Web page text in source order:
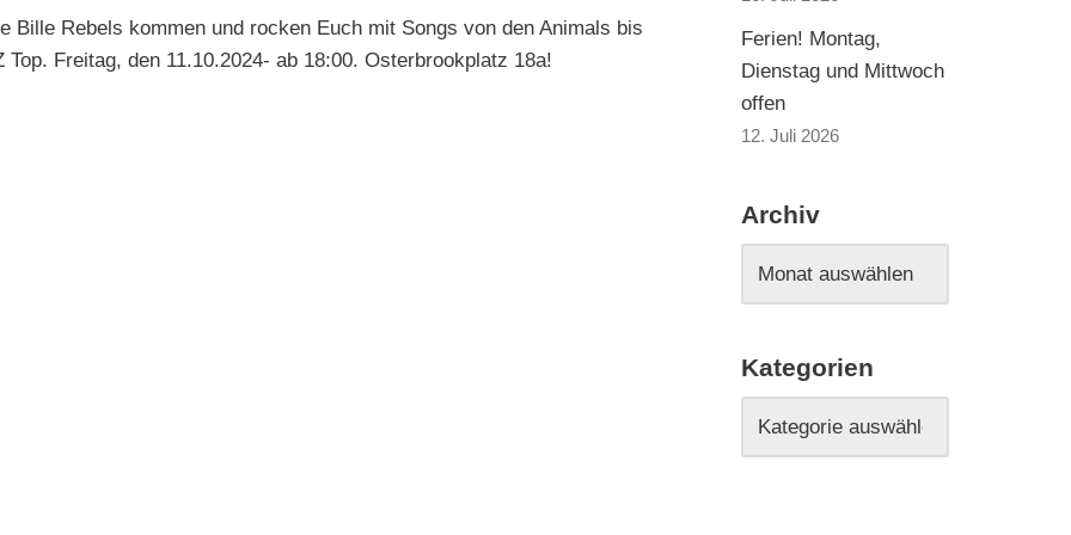
Bille Rebels kommen und rocken Euch mit Songs von den Animals bis
Top. Freitag, den 11.10.2024- ab 18:00. Osterbrookplatz 18a!
Ferien! Montag,
Dienstag und Mittwoch
offen
12. Juli 2026
Archiv
Kategorien